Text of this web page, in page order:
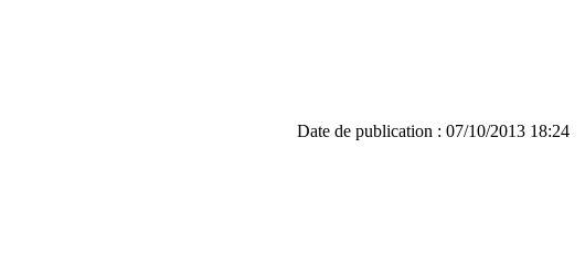
Date de publication : 07/10/2013 18:24